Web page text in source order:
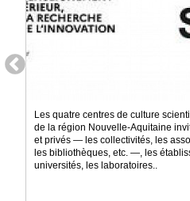
Les quatre centres de culture
de la région Nouvelle-Aquitaine
et privés — les collectivités, les
les bibliothèques, etc. —, les
universités, les laboratoires..